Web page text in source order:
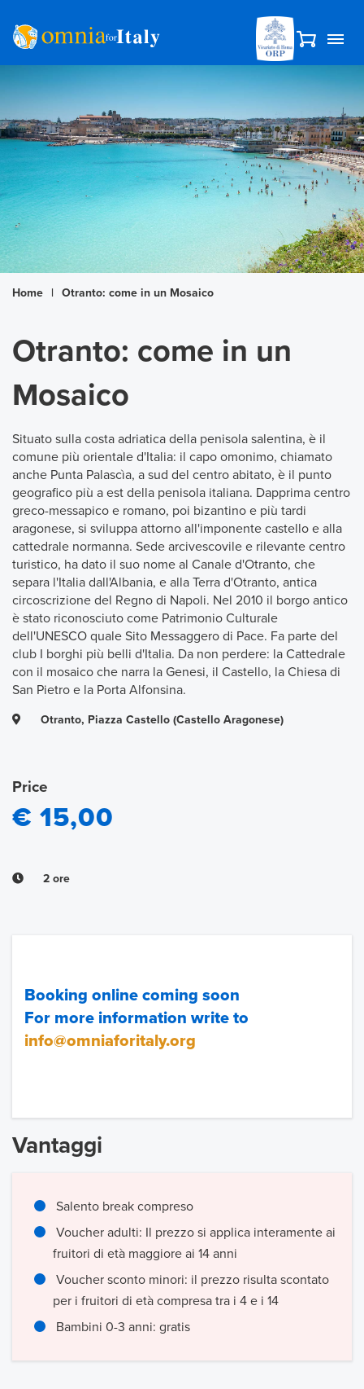
Home | Otranto: come in un Mosaico
Otranto: come in un
Mosaico
Situato sulla costa adriatica della penisola salentina, è il
comune più orientale d'Italia: il capo omonimo, chiamato
anche Punta Palascìa, a sud del centro abitato, è il punto
geografico più a est della penisola italiana. Dapprima centro
greco-messapico e romano, poi bizantino e più tardi
aragonese, si sviluppa attorno all'imponente castello e alla
cattedrale normanna. Sede arcivescovile e rilevante centro
turistico, ha dato il suo nome al Canale d'Otranto, che
separa l'Italia dall'Albania, e alla Terra d'Otranto, antica
circoscrizione del Regno di Napoli. Nel 2010 il borgo antico
è stato riconosciuto come Patrimonio Culturale
dell'UNESCO quale Sito Messaggero di Pace. Fa parte del
club I borghi più belli d'Italia. Da non perdere: la Cattedrale
con il mosaico che narra la Genesi, il Castello, la Chiesa di
San Pietro e la Porta Alfonsina.
Otranto, Piazza Castello (Castello Aragonese)
Price
€ 15,00
2 ore
Booking online coming soon
For more information write to
info@omniaforitaly.org
Vantaggi
Salento break compreso
Voucher adulti: Il prezzo si applica interamente ai
fruitori di età maggiore ai 14 anni
Voucher sconto minori: il prezzo risulta scontato
per i fruitori di età compresa tra i 4 e i 14
Bambini 0-3 anni: gratis